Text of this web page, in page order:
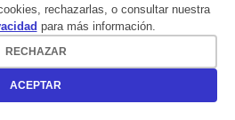
bambú, el mas grande del
realidad, acoge un auténtico
de esa planta, desde los más
de 25 metros de altura.
donde encontraremos otras
rechazarlas, o consultar nuestra
para más información.
RECHAZAR
ACEPTAR